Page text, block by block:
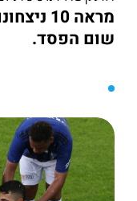
שום הפסד.